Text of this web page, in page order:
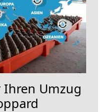
Ihren Umzug